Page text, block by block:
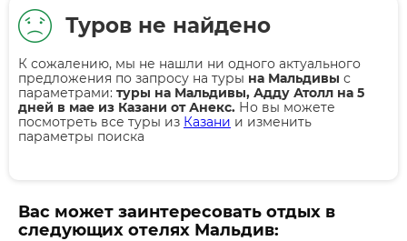
Туров не найдено
К сожалению, мы не нашли ни одного актуального
предложения по запросу на туры на Мальдивы с
параметрами: туры на Мальдивы, Адду Атолл на 5
дней в мае из Казани от Анекс. Но вы можете
посмотреть все туры из Казани и изменить
параметры поиска
Вас может заинтересовать отдых в
следующих отелях Мальдив: